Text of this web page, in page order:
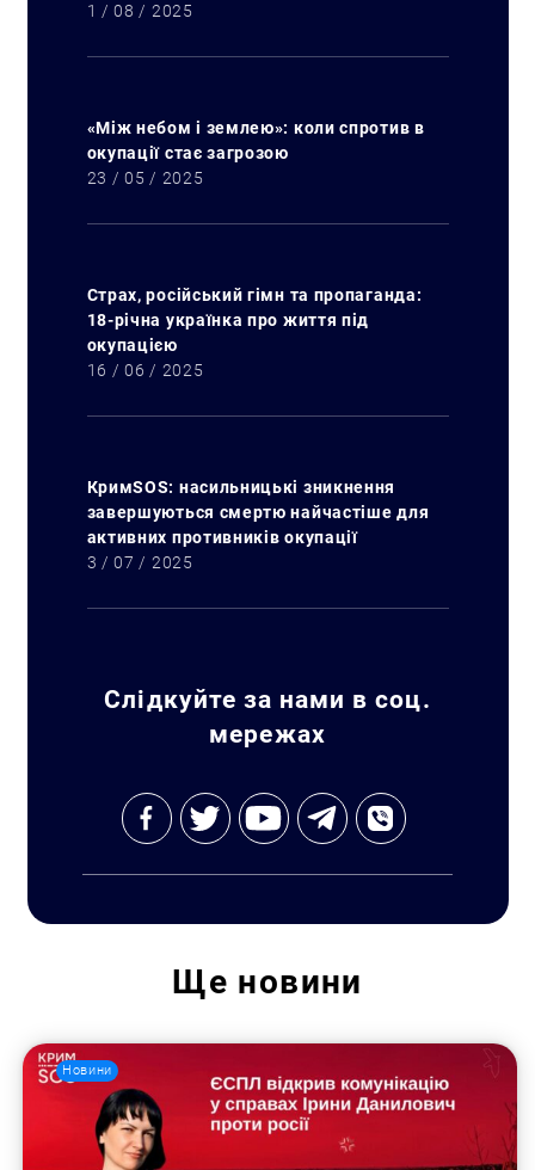
1 / 08 / 2025
«Між небом і землею»: коли спротив в
окупації стає загрозою
23 / 05 / 2025
Страх, російський гімн та пропаганда:
18-річна українка про життя під
окупацією
16 / 06 / 2025
КримSOS: насильницькі зникнення
завершуються смертю найчастіше для
активних противників окупації
3 / 07 / 2025
Слідкуйте за нами в соц.
мережах
Ще новини
Новини